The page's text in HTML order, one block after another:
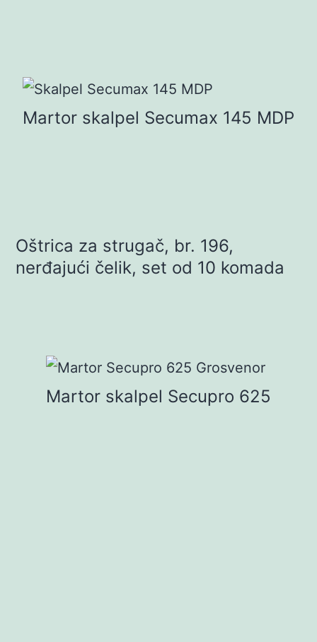
Martor skalpel Secumax 145 MDP
Oštrica za strugač, br. 196,
nerđajući čelik, set od 10 komada
Martor skalpel Secupro 625